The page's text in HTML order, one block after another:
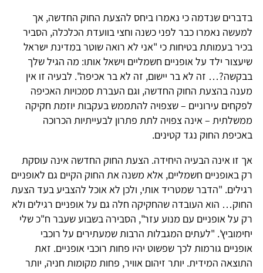
בדברים שנדמה כי נאמרו ביחס להצעת החוק החדשה, אך
למעשה נאמרו כבר לפני כשנה וחצי בוועדת הכלכלה, הסביר
בכיר בעמותת בטיחות כי "אני לא רואה שוטר במדינת ישראל
שיעצור ילד על אופניים חשמליים וישאל אותו: מה הגיל שלך
בבקשה?… זה לא בר יישום, זה לא בר אכיפה". לבעיה זו אין
מענה בהצעת החוק החדשה, וגם העברת סמכויות האכיפה
לפקחים עירוניים – שצפויה להתממש בעקבות יוזמת חקיקה
ממשלתית – אינה צפויה לתת פתרון לבעייתיות הכרוכה
באכיפת החוק נגד קטינים.
אך זו אינה הבעיה היחידה. הצעת החוק החדשה אינה עוסקת
רק באופניים חשמליים, אלא משנה את החוק הקיים גם לאופניים
רגילים. "הדבר שמטריד אותי, ולכן לא אוכל להצביע בעד הצעת
החוק… הוא העובדה שהחקיקה חלה גם על אופניים רגילים ולא
רק על אופניים עם מנוע עזר", הסבירה בשבוע שעבר ח"כ שלי
יחימוביץ'. "לעתים המגבלות הרבות שמעתירים על רוכבי
אופניים גורמות לכך שפשוט יהיו פחות רוכבי אופניים. זאת
התוצאה המידית. יותר זיהום אוויר, פחות מקומות חניה, יותר